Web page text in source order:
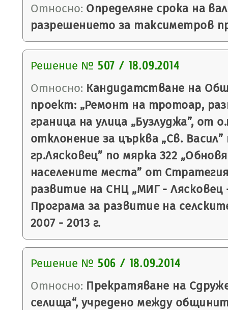
Относно: Определяне срока на
разрешението за таксиметров
Решение № 507 / 18.09.2014
Относно: Кандидатстване на
проект: „Ремонт на тротоар,
граница на улица „Бузлуджа”, от
отклонение за църква „Св.
гр.Лясковец” по мярка 322
населените места” от
развитие на СНЦ „МИГ -
Програма за развитие на
2007 - 2013 г.
Решение № 506 / 18.09.2014
Относно: Прекратяване на
селища“, учредено между